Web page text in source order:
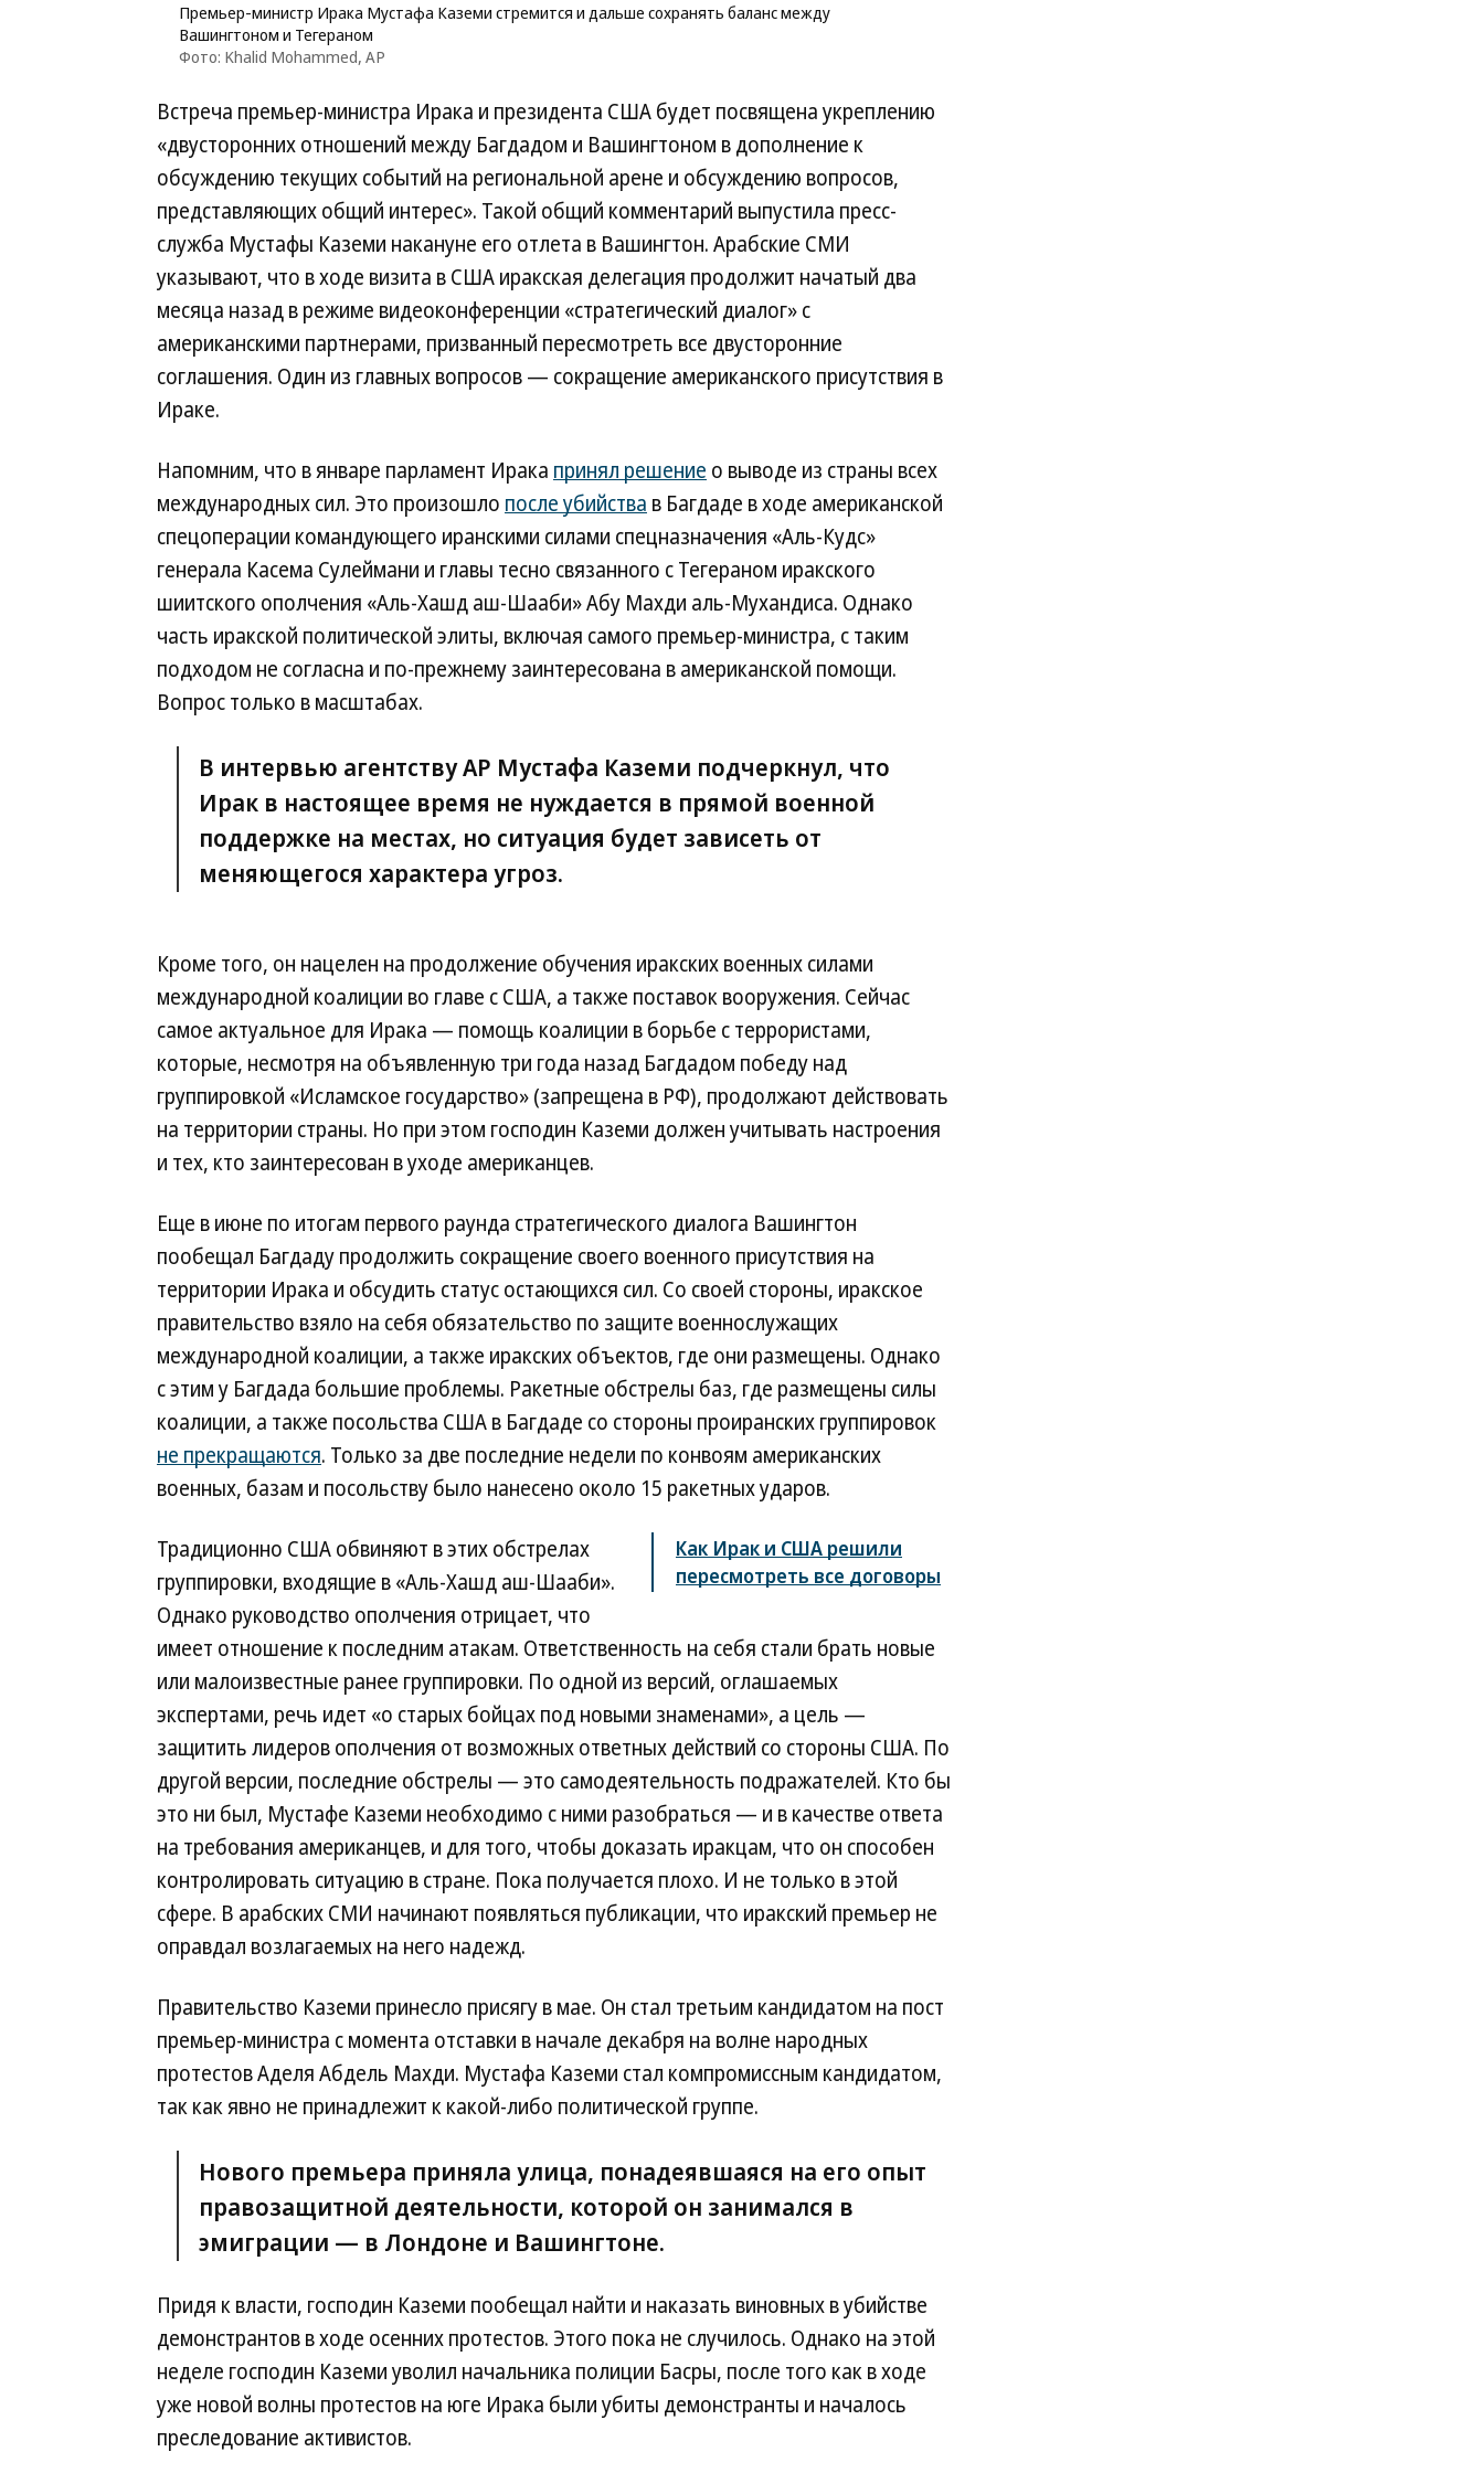
Премьер-министр Ирака Мустафа Каземи стремится и дальше сохранять баланс между
Вашингтоном и Тегераном
Фото: Khalid Mohammed, AP
Встреча премьер-министра Ирака и президента США будет посвящена укреплению
«двусторонних отношений между Багдадом и Вашингтоном в дополнение к
обсуждению текущих событий на региональной арене и обсуждению вопросов,
представляющих общий интерес». Такой общий комментарий выпустила пресс-
служба Мустафы Каземи накануне его отлета в Вашингтон. Арабские СМИ
указывают, что в ходе визита в США иракская делегация продолжит начатый два
месяца назад в режиме видеоконференции «стратегический диалог» с
американскими партнерами, призванный пересмотреть все двусторонние
соглашения. Один из главных вопросов — сокращение американского присутствия в
Ираке.
Напомним, что в январе парламент Ирака принял решение о выводе из страны всех
международных сил. Это произошло после убийства в Багдаде в ходе американской
спецоперации командующего иранскими силами спецназначения «Аль-Кудс»
генерала Касема Сулеймани и главы тесно связанного с Тегераном иракского
шиитского ополчения «Аль-Хашд аш-Шааби» Абу Махди аль-Мухандиса. Однако
часть иракской политической элиты, включая самого премьер-министра, с таким
подходом не согласна и по-прежнему заинтересована в американской помощи.
Вопрос только в масштабах.
В интервью агентству AP Мустафа Каземи подчеркнул, что
Ирак в настоящее время не нуждается в прямой военной
поддержке на местах, но ситуация будет зависеть от
меняющегося характера угроз.
Кроме того, он нацелен на продолжение обучения иракских военных силами
международной коалиции во главе с США, а также поставок вооружения. Сейчас
самое актуальное для Ирака — помощь коалиции в борьбе с террористами,
которые, несмотря на объявленную три года назад Багдадом победу над
группировкой «Исламское государство» (запрещена в РФ), продолжают действовать
на территории страны. Но при этом господин Каземи должен учитывать настроения
и тех, кто заинтересован в уходе американцев.
Еще в июне по итогам первого раунда стратегического диалога Вашингтон
пообещал Багдаду продолжить сокращение своего военного присутствия на
территории Ирака и обсудить статус остающихся сил. Со своей стороны, иракское
правительство взяло на себя обязательство по защите военнослужащих
международной коалиции, а также иракских объектов, где они размещены. Однако
с этим у Багдада большие проблемы. Ракетные обстрелы баз, где размещены силы
коалиции, а также посольства США в Багдаде со стороны проиранских группировок
не прекращаются. Только за две последние недели по конвоям американских
военных, базам и посольству было нанесено около 15 ракетных ударов.
Как Ирак и США решили
пересмотреть все договоры
Традиционно США обвиняют в этих обстрелах
группировки, входящие в «Аль-Хашд аш-Шааби».
Однако руководство ополчения отрицает, что
имеет отношение к последним атакам. Ответственность на себя стали брать новые
или малоизвестные ранее группировки. По одной из версий, оглашаемых
экспертами, речь идет «о старых бойцах под новыми знаменами», а цель —
защитить лидеров ополчения от возможных ответных действий со стороны США. По
другой версии, последние обстрелы — это самодеятельность подражателей. Кто бы
это ни был, Мустафе Каземи необходимо с ними разобраться — и в качестве ответа
на требования американцев, и для того, чтобы доказать иракцам, что он способен
контролировать ситуацию в стране. Пока получается плохо. И не только в этой
сфере. В арабских СМИ начинают появляться публикации, что иракский премьер не
оправдал возлагаемых на него надежд.
Правительство Каземи принесло присягу в мае. Он стал третьим кандидатом на пост
премьер-министра с момента отставки в начале декабря на волне народных
протестов Аделя Абдель Махди. Мустафа Каземи стал компромиссным кандидатом,
так как явно не принадлежит к какой-либо политической группе.
Нового премьера приняла улица, понадеявшаяся на его опыт
правозащитной деятельности, которой он занимался в
эмиграции — в Лондоне и Вашингтоне.
Придя к власти, господин Каземи пообещал найти и наказать виновных в убийстве
демонстрантов в ходе осенних протестов. Этого пока не случилось. Однако на этой
неделе господин Каземи уволил начальника полиции Басры, после того как в ходе
уже новой волны протестов на юге Ирака были убиты демонстранты и началось
преследование активистов.